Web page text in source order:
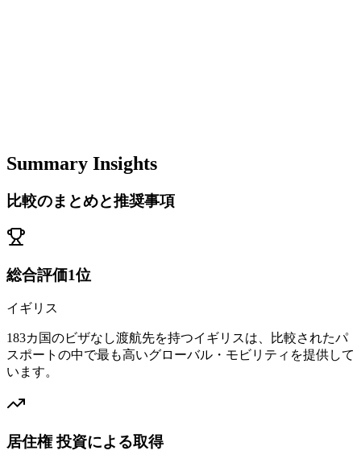
Summary Insights
比較のまとめと推奨事項
総合評価1位
イギリス
183カ国のビザなし渡航先を持つイギリスは、比較されたパ
スポートの中で最も高いグローバル・モビリティを提供して
います。
居住権 投資による取得